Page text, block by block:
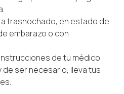
trasnochado, en estado de
embarazo o con
de tu médico
ser necesario, lleva tus